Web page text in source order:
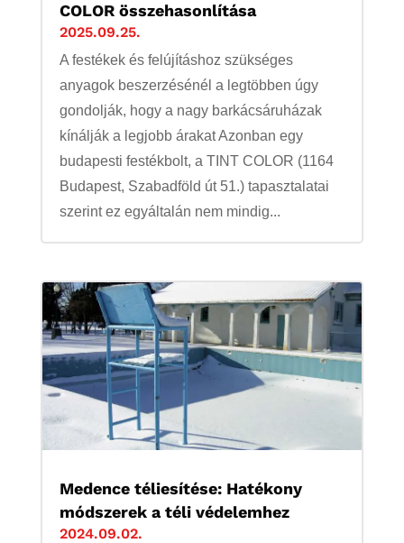
COLOR összehasonlítása
2025.09.25.
A festékek és felújításhoz szükséges
anyagok beszerzésénél a legtöbben úgy
gondolják, hogy a nagy barkácsáruházak
kínálják a legjobb árakat Azonban egy
budapesti festékbolt, a TINT COLOR (1164
Budapest, Szabadföld út 51.) tapasztalatai
szerint ez egyáltalán nem mindig...
Medence téliesítése: Hatékony
módszerek a téli védelemhez
2024.09.02.